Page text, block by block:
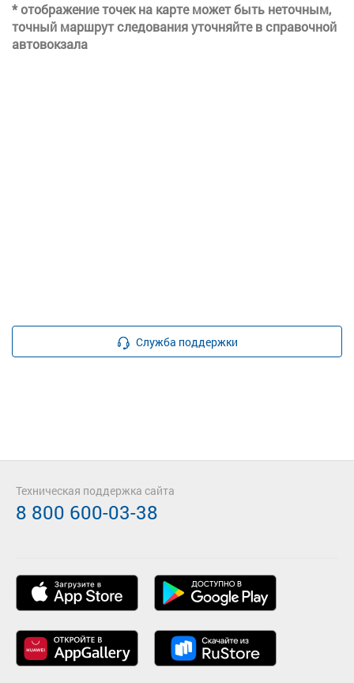
* отображение точек на карте может быть неточным,
точный маршрут следования уточняйте в справочной
автовокзала
Служба поддержки
Техническая поддержка сайта
8 800 600-03-38